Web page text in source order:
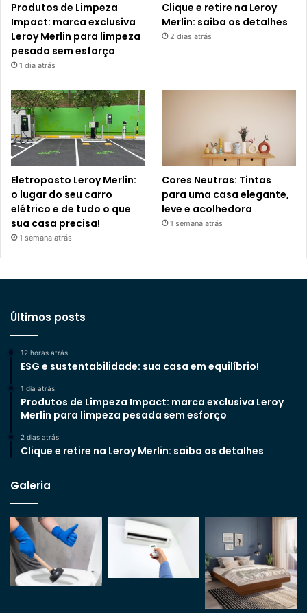
Produtos de Limpeza
Impact: marca exclusiva
Leroy Merlin para limpeza
pesada sem esforço
1 dia atrás
Clique e retire na Leroy
Merlin: saiba os detalhes
2 dias atrás
Eletroposto Leroy Merlin:
o lugar do seu carro
elétrico e de tudo o que
sua casa precisa!
1 semana atrás
Cores Neutras: Tintas
para uma casa elegante,
leve e acolhedora
1 semana atrás
Últimos posts
12 horas atrás
ESG e sustentabilidade: sua casa em equilíbrio!
1 dia atrás
Produtos de Limpeza Impact: marca exclusiva Leroy
Merlin para limpeza pesada sem esforço
2 dias atrás
Clique e retire na Leroy Merlin: saiba os detalhes
Galeria